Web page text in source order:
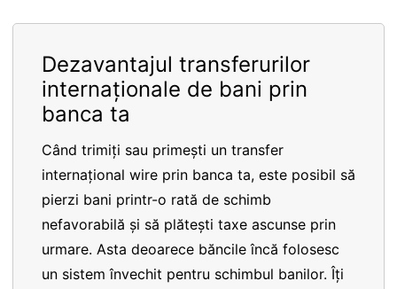
Dezavantajul transferurilor
internaționale de bani prin
banca ta
Când trimiți sau primești un transfer
internațional wire prin banca ta, este posibil să
pierzi bani printr-o rată de schimb
nefavorabilă și să plătești taxe ascunse prin
urmare. Asta deoarece băncile încă folosesc
un sistem învechit pentru schimbul banilor. Îți